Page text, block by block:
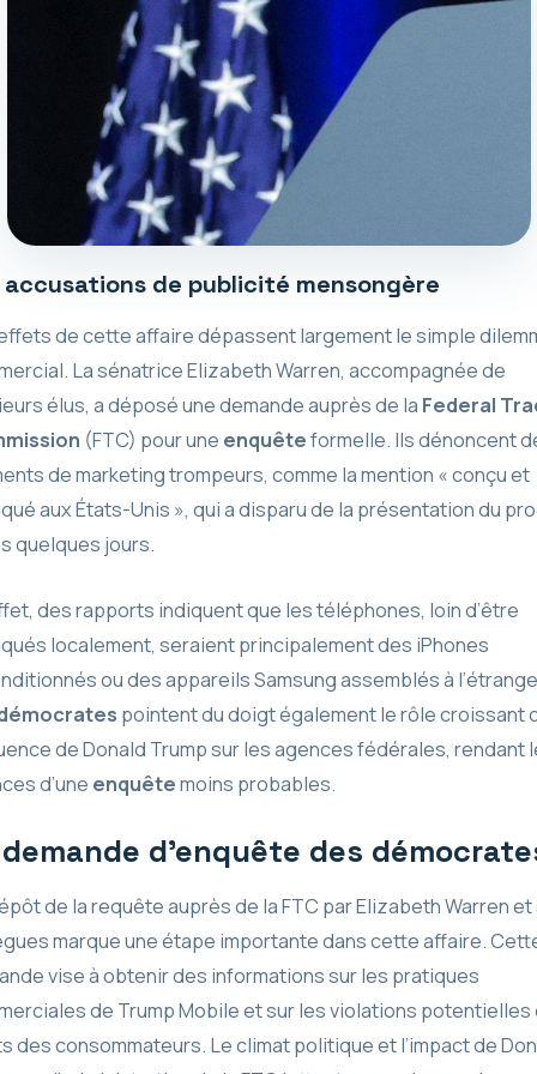
accusations de publicité mensongère
de cette affaire dépassent largement le simple
La sénatrice Elizabeth Warren, accompagnée de
élus, a déposé une demande auprès de la Federal
(FTC) pour une enquêteformelle. Ils dénoncent
de marketing trompeurs, comme la mention « conçu et
aux États-Unis », qui a disparu de la présentation du
quelques jours.
des rapports indiquent que les téléphones, loin d’être
localement, seraient principalement des iPhones
ou des appareils Samsung assemblés à
pointent du doigt également le rôle croissant
de Donald Trump sur les agences fédérales, rendant
d’une enquêtemoins probables.
d’enquête des
de la requête auprès de la FTC par Elizabeth Warren
marque une étape importante dans cette affaire.
vise à obtenir des informations sur les pratiques
de Trump Mobile et sur les violations potentielles
des consommateurs. Le climat politique et l’impact de